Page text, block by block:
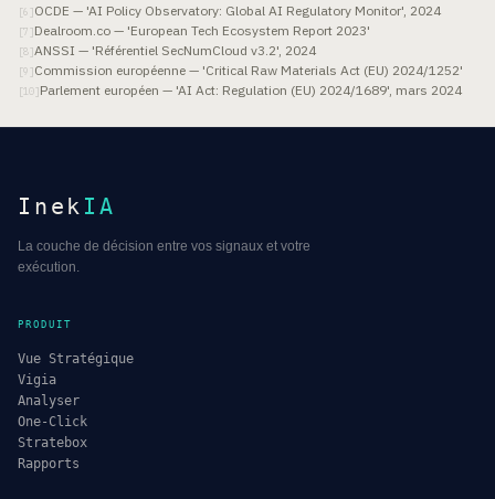
[6 ]OCDE — 'AI Policy Observatory: Global AI Regulatory Monitor', 2024
[7 ]Dealroom.co — 'European Tech Ecosystem Report 2023'
[8]ANSSI — 'Référentiel SecNumCloud v3.2', 2024
[9 ]Commission européenne — 'Critical Raw Materials Act (EU) 2024/1252'
[10]Parlement européen — 'AI Act: Regulation (EU) 2024/1689', mars 2024
Inek IA
La couche de décision entre vos signaux et votre
exécution.
PRODUIT
Vue Stratégique
Vigia
Analyser
One-Click
Stratebox
Rapports